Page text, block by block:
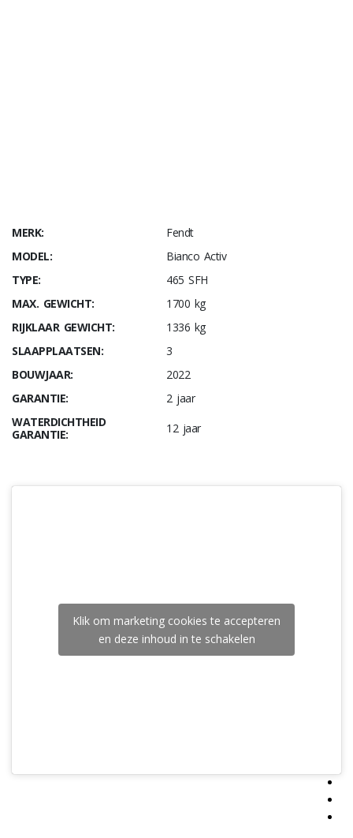
MERK:
Fendt
MODEL:
Bianco Activ
TYPE:
465 SFH
MAX. GEWICHT:
1700 kg
RIJKLAAR GEWICHT:
1336 kg
SLAAPPLAATSEN:
3
BOUWJAAR:
2022
GARANTIE:
2 jaar
WATERDICHTHEID
GARANTIE:
12 jaar
Klik om marketing cookies te accepteren
en deze inhoud in te schakelen